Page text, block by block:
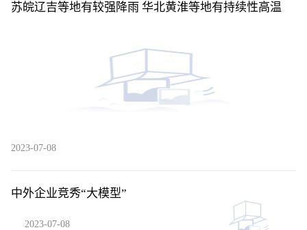
苏皖辽吉等地有较强降雨 华北黄淮等地有持续性高温
2023-07-08
中外企业竞秀“大模型”
2023-07-08